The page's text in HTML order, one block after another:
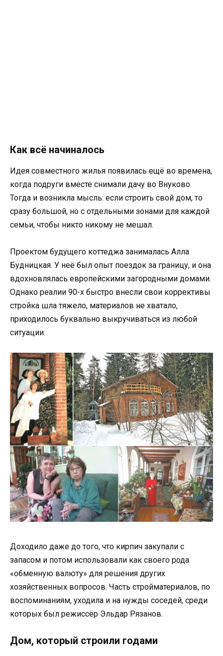
Как всё начиналось
Идея совместного жилья появилась ещё во времена,
когда подруги вместе снимали дачу во Внуково.
Тогда и возникла мысль: если строить свой дом, то
сразу большой, но с отдельными зонами для каждой
семьи, чтобы никто никому не мешал.
Проектом будущего коттеджа занималась Алла
Будницкая. У неё был опыт поездок за границу, и она
вдохновлялась европейскими загородными домами.
Однако реалии 90-х быстро внесли свои коррективы
стройка шла тяжело, материалов не хватало,
приходилось буквально выкручиваться из любой
ситуации.
Доходило даже до того, что кирпич закупали с
запасом и потом использовали как своего рода
«обменную валюту» для решения других
хозяйственных вопросов. Часть стройматериалов, по
воспоминаниям, уходила и на нужды соседей, среди
которых был режиссёр Эльдар Рязанов.
Дом, который строили годами